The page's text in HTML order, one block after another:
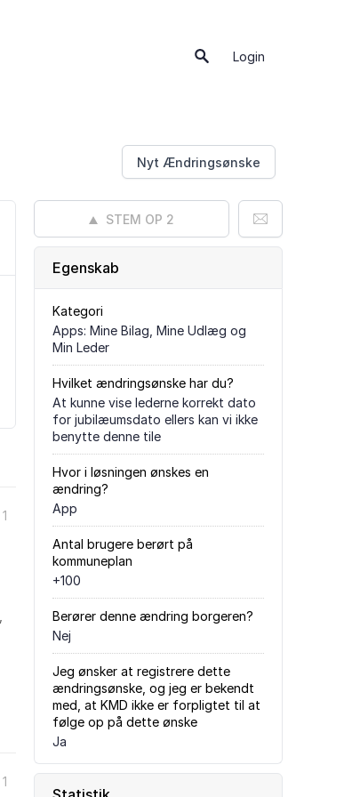
Login
Nyt Ændringsønske
STEM OP 2
Egenskab
Kategori
Apps: Mine Bilag, Mine Udlæg og
Min Leder
Hvilket ændringsønske har du?
At kunne vise lederne korrekt dato
for jubilæumsdato ellers kan vi ikke
benytte denne tile
Hvor i løsningen ønskes en
ændring?
App
Antal brugere berørt på
kommuneplan
+100
Berører denne ændring borgeren?
Nej
Jeg ønsker at registrere dette
ændringsønske, og jeg er bekendt
med, at KMD ikke er forpligtet til at
følge op på dette ønske
Ja
1
1